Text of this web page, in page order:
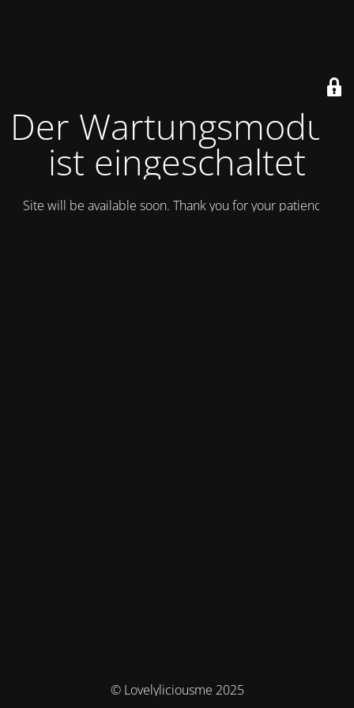
Der Wartungsmodus
ist eingeschaltet
Site will be available soon. Thank you for your patience!
© Lovelyliciousme 2025